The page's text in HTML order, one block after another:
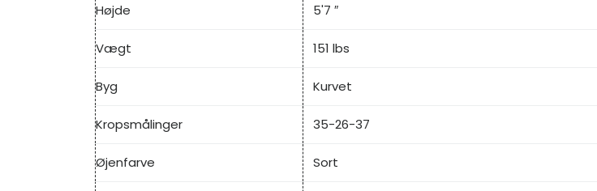
Højde 5'7 ″
Vægt 151 lbs
Byg Kurvet
Kropsmålinger 35-26-37
Øjenfarve Sort